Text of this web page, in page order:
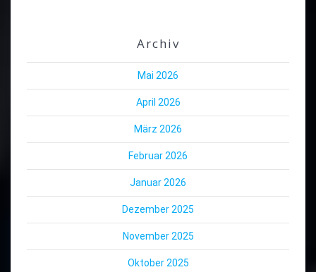
Archiv
Mai 2026
April 2026
März 2026
Februar 2026
Januar 2026
Dezember 2025
November 2025
Oktober 2025